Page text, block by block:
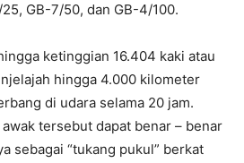
GB-7/50, dan GB-4/100.
ketinggian 16.404 kaki atau
hingga 4.000 kilometer
di udara selama 20 jam.
tersebut dapat benar – benar
sebagai “tukang pukul” berkat